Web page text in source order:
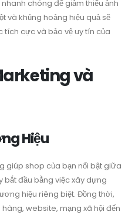
chóng để giảm thiểu ảnh
và khủng hoảng hiệu quả sẽ
cực và bảo vệ uy tín của
và
Hiệu
giúp shop của bạn nổi bật giữa
đầu bằng việc xây dựng
hiệu riêng biệt. Đồng thời,
website, mạng xã hội đến